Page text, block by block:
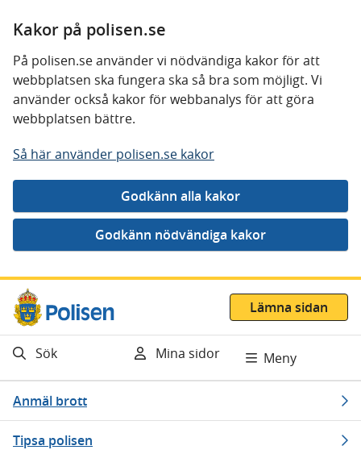
Kakor på polisen.se
På polisen.se använder vi nödvändiga kakor för att
webbplatsen ska fungera ska så bra som möjligt. Vi
använder också kakor för webbanalys för att göra
webbplatsen bättre.
Så här använder polisen.se kakor
Gå direkt till innehåll
Lämna sidan
Sök Mina sidor Meny
Anmäl brott
Tipsa polisen